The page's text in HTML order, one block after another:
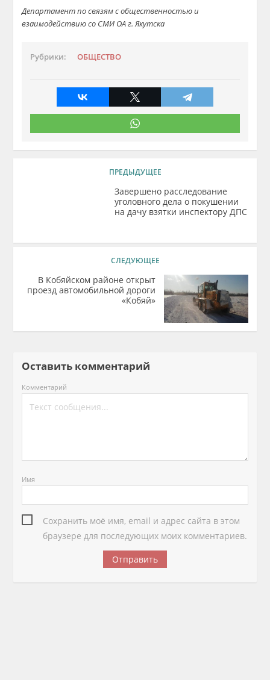
Департамент по связям с общественностью и
взаимодействию со СМИ ОА г. Якутска
Рубрики: ОБЩЕСТВО
ПРЕДЫДУЩЕЕ
Завершено расследование
уголовного дела о покушении
на дачу взятки инспектору ДПС
СЛЕДУЮЩЕЕ
В Кобяйском районе открыт
проезд автомобильной дороги
«Кобяй»
Оставить комментарий
Комментарий
Имя
Сохранить моё имя, email и адрес сайта в этом
браузере для последующих моих комментариев.